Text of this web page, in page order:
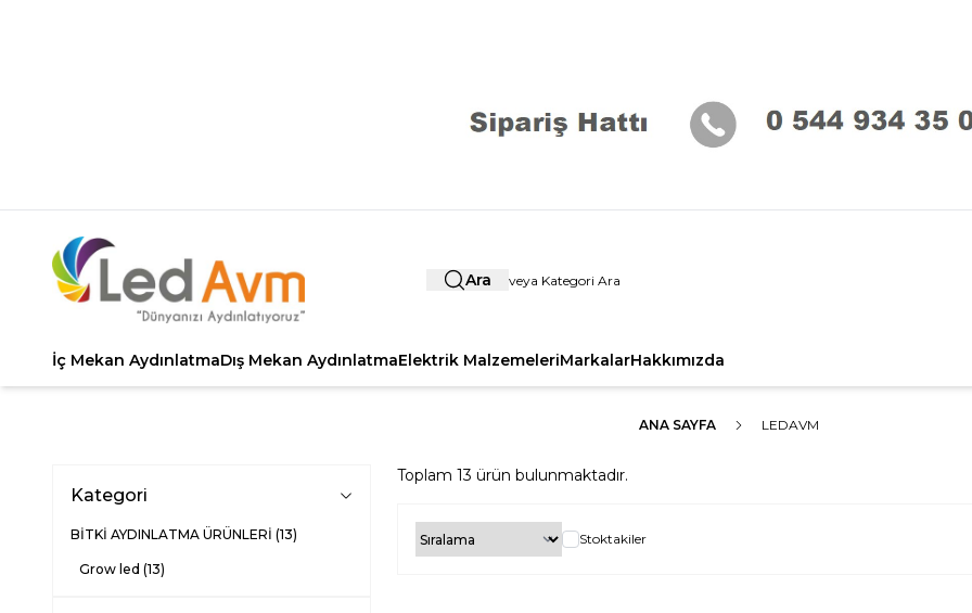
Ara
İç Mekan AydınlatmaDış Mekan AydınlatmaElektrik MalzemeleriMarkalarHakkımızda
ANA SAYFA LEDAVM
Kategori
BİTKİ AYDINLATMA ÜRÜNLERİ (13)
Grow led (13)
Toplam 13 ürün bulunmaktadır.
Stoktakiler